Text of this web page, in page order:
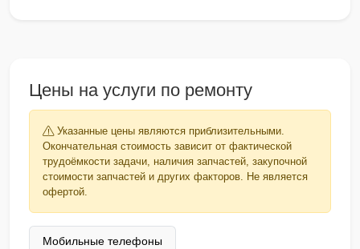
Цены на услуги по ремонту
Указанные цены являются приблизительными.
Окончательная стоимость зависит от фактической
трудоёмкости задачи, наличия запчастей, закупочной
стоимости запчастей и других факторов. Не является
офертой.
Мобильные телефоны